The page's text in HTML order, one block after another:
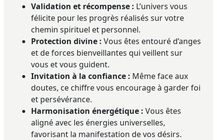
Validation et récompense : L’univers vous
félicite pour les progrès réalisés sur votre
chemin spirituel et personnel.
Protection divine : Vous êtes entouré d’anges
et de forces bienveillantes qui veillent sur
vous et vous guident.
Invitation à la confiance : Même face aux
doutes, ce chiffre vous encourage à garder foi
et persévérance.
Harmonisation énergétique : Vous êtes
aligné avec les énergies universelles,
favorisant la manifestation de vos désirs.